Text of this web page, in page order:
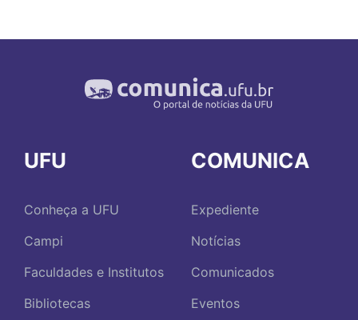
UFU
Conheça a UFU
Campi
Faculdades e Institutos
Bibliotecas
COMUNICA
Expediente
Notícias
Comunicados
Eventos